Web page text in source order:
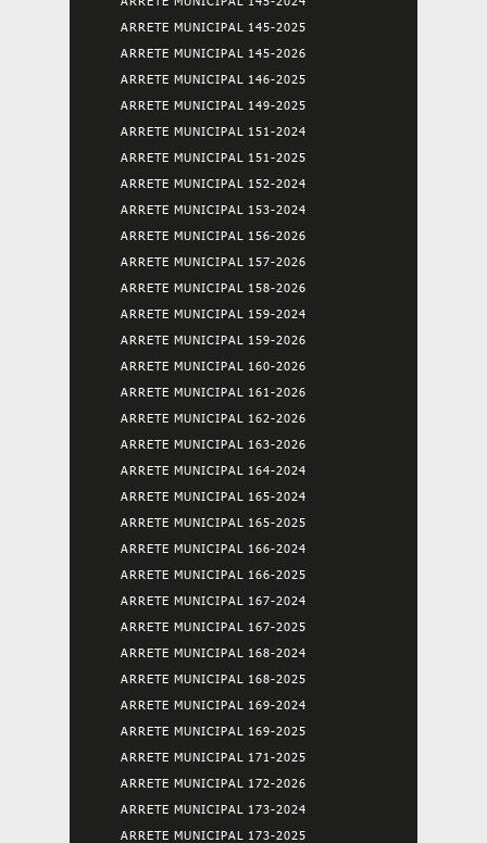
ARRETE MUNICIPAL 145-2025
ARRETE MUNICIPAL 145-2026
ARRETE MUNICIPAL 146-2025
ARRETE MUNICIPAL 149-2025
ARRETE MUNICIPAL 151-2024
ARRETE MUNICIPAL 151-2025
ARRETE MUNICIPAL 152-2024
ARRETE MUNICIPAL 153-2024
ARRETE MUNICIPAL 156-2026
ARRETE MUNICIPAL 157-2026
ARRETE MUNICIPAL 158-2026
ARRETE MUNICIPAL 159-2024
ARRETE MUNICIPAL 159-2026
ARRETE MUNICIPAL 160-2026
ARRETE MUNICIPAL 161-2026
ARRETE MUNICIPAL 162-2026
ARRETE MUNICIPAL 163-2026
ARRETE MUNICIPAL 164-2024
ARRETE MUNICIPAL 165-2024
ARRETE MUNICIPAL 165-2025
ARRETE MUNICIPAL 166-2024
ARRETE MUNICIPAL 166-2025
ARRETE MUNICIPAL 167-2024
ARRETE MUNICIPAL 167-2025
ARRETE MUNICIPAL 168-2024
ARRETE MUNICIPAL 168-2025
ARRETE MUNICIPAL 169-2024
ARRETE MUNICIPAL 169-2025
ARRETE MUNICIPAL 171-2025
ARRETE MUNICIPAL 172-2026
ARRETE MUNICIPAL 173-2024
ARRETE MUNICIPAL 173-2025